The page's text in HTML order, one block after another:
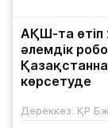
АҚШ-та өтіп
әлемдік
көрсетуде
Дереккөз: ҚР